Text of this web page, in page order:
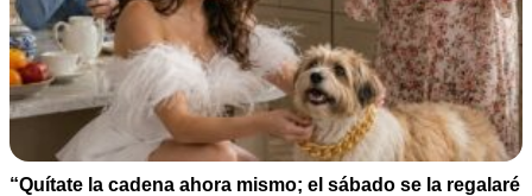
“Quítate la cadena ahora mismo; el sábado se la regalaré